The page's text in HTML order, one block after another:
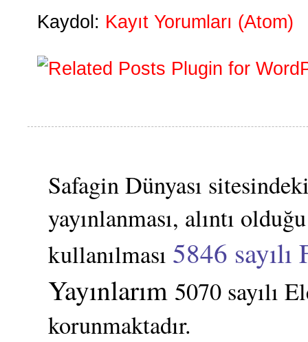
Kaydol: Kayıt Yorumları (Atom)
Safagin Dünyası
yayınlanması, alıntı
kullanılması 5846 sayılı
Yayınlarım 5070 sayılı
korunmaktadır.